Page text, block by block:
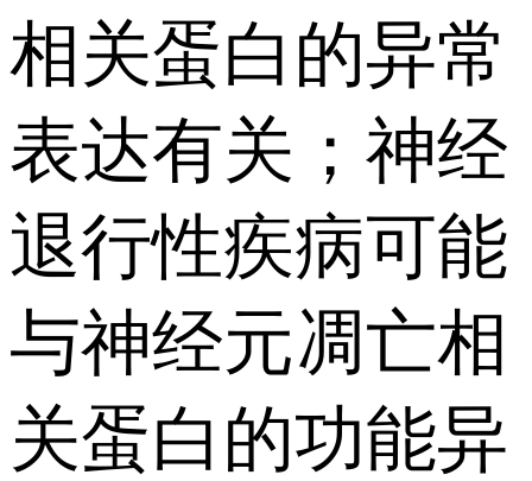
相关蛋白的异常
表达有关；神经
退行性疾病可能
与神经元凋亡相
关蛋白的功能异